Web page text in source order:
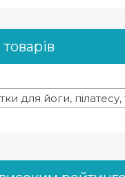
товарів
для йоги, пілатесу,